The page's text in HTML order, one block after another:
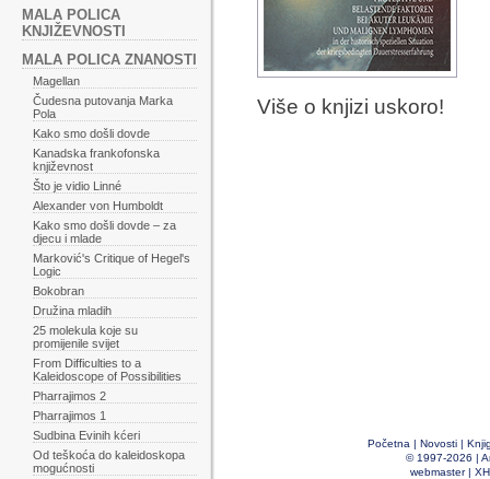
MALA POLICA
KNJIŽEVNOSTI
MALA POLICA ZNANOSTI
Magellan
Čudesna putovanja Marka
Pola
Kako smo došli dovde
Kanadska frankofonska
književnost
Što je vidio Linné
Alexander von Humboldt
Kako smo došli dovde – za
djecu i mlade
Marković's Critique of Hegel's
Logic
Bokobran
Družina mladih
25 molekula koje su
promijenile svijet
From Difficulties to a
Kaleidoscope of Possibilities
Pharrajimos 2
Pharrajimos 1
Sudbina Evinih kćeri
Od teškoća do kaleidoskopa
mogućnosti
Više o knjizi uskoro!
Početna | Novosti |
© 1997-2026 |
webmaster|